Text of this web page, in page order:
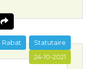
Statutaire
Rabat
24-10-2021